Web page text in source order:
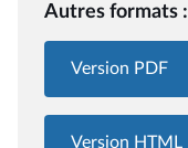
Autres formats :
Version PDF
Version HTML